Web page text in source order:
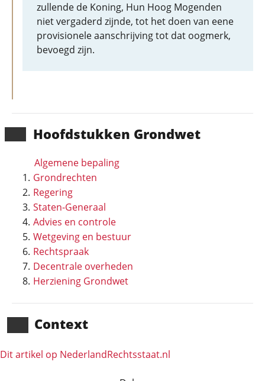
Hoofd­stukken Grondwet
Algemene bepaling
Grondrechten
Regering
Staten-Generaal
Advies en controle
Wetgeving en bestuur
Rechtspraak
Decentrale overheden
Herziening Grondwet
Context
Dit artikel op NederlandRechts­staat.nl
zullende de Koning, Hun Hoog Mogenden
niet vergaderd zijnde, tot het doen van eene
provisionele aanschrijving tot dat oogmerk,
bevoegd zijn.